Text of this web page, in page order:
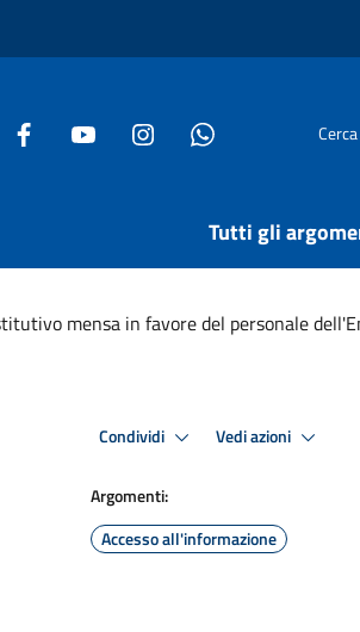
Cerca
Tutti gli
mensa in favore del personale
Condividi Vedi azioni
Argomenti:
Accesso all'informazione